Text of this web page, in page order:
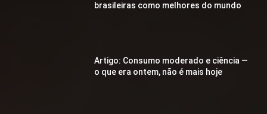
brasileiras como melhores do mundo
Artigo: Consumo moderado e ciência —
o que era ontem, não é mais hoje